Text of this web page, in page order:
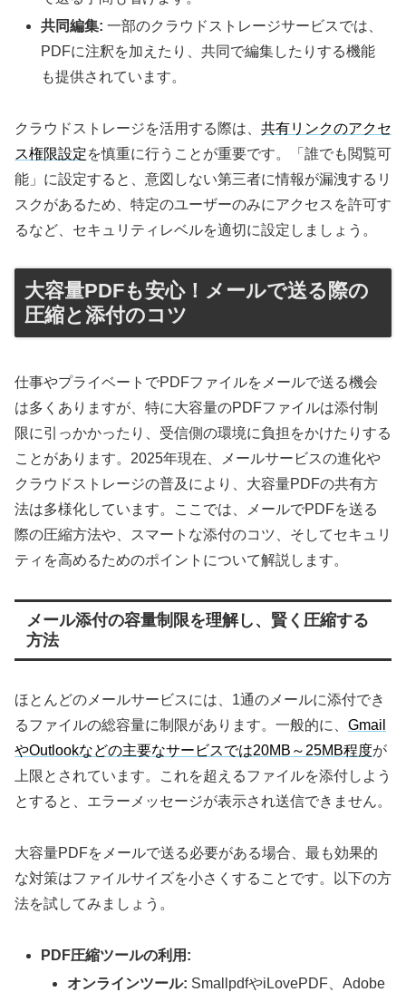
共同編集: 一部のクラウドストレージサービスでは、
PDFに注釈を加えたり、共同で編集したりする機能
も提供されています。
クラウドストレージを活用する際は、 共有リンクのアクセ
ス権限設定を慎重に行うことが重要です。「誰でも閲覧可
能」に設定すると、意図しない第三者に情報が漏洩するリ
スクがあるため、特定のユーザーのみにアクセスを許可す
るなど、セキュリティレベルを適切に設定しましょう。
大容量PDFも安心！メールで送る際の
圧縮と添付のコツ
仕事やプライベートでPDFファイルをメールで送る機会
は多くありますが、特に大容量のPDFファイルは添付制
限に引っかかったり、受信側の環境に負担をかけたりする
ことがあります。2025年現在、メールサービスの進化や
クラウドストレージの普及により、大容量PDFの共有方
法は多様化しています。ここでは、メールでPDFを送る
際の圧縮方法や、スマートな添付のコツ、そしてセキュリ
ティを高めるためのポイントについて解説します。
メール添付の容量制限を理解し、賢く圧縮する
方法
ほとんどのメールサービスには、1通のメールに添付でき
るファイルの総容量に制限があります。一般的に、 Gmail
やOutlookなどの主要なサービスでは20MB～25MB程度が
上限とされています。これを超えるファイルを添付しよう
とすると、エラーメッセージが表示され送信できません。
大容量PDFをメールで送る必要がある場合、最も効果的
な対策はファイルサイズを小さくすることです。以下の方
法を試してみましょう。
PDF圧縮ツールの利用:
オンラインツール: SmallpdfやiLovePDF、Adobe